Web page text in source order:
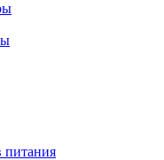
питания